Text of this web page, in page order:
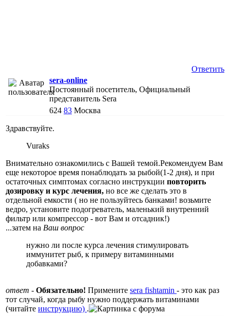
Ответить
sera-online
Постоянный посетитель, Официальный
представитель Sera
624 83 Москва
Здравствуйте.
Vuraks
Внимательно ознакомились с Вашей темой.Рекомендуем Вам
еще некоторое время понаблюдать за рыбой(1-2 дня), и при
остаточных симптомах согласно инструкции повторить
дозировку и курс лечения, но все же сделать это в
отдельной емкости ( но не пользуйтесь банками! возьмите
ведро, установите подогреватель, маленький внутренний
фильтр или компрессор - вот Вам и отсадник!)
...затем на Ваш вопрос
нужно ли после курса лечения стимулировать
иммунитет рыб, к примеру витаминными
добавками?
ответ - Обязательно! Примените sera fishtamin - это как раз
тот случай, когда рыбу нужно поддержать витаминами
(читайте инструкцию) .